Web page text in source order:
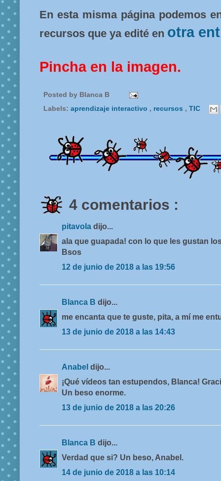
En esta misma página podemos
recursos que ya edité en otra
Pincha en la imagen.
Posted by Blanca B
Labels: aprendizaje interactivo , recursos , TIC
4 comentarios :
pitavola dijo...
ala que guapada! con lo que les gustan
Bsos
12 de junio de 2018 a las 19:56
Blanca B dijo...
me encanta que te guste, pita, a mí me
13 de junio de 2018 a las 14:43
Anabel dijo...
¡Qué vídeos tan estupendos, Blanca!
Un beso enorme.
13 de junio de 2018 a las 20:26
Blanca B dijo...
Verdad que si? Un beso, Anabel.
14 de junio de 2018 a las 10:14